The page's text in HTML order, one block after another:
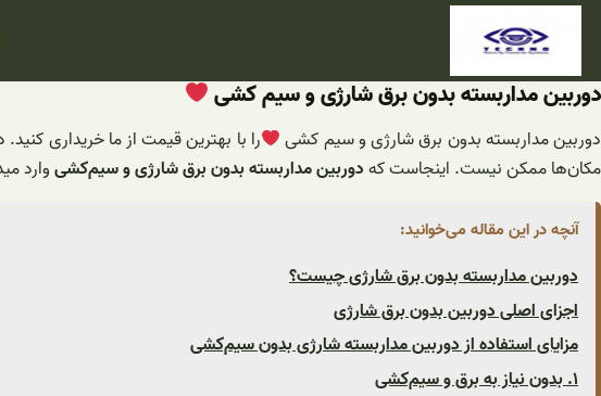
رفتن
دوربین مداربسته بدون برق شارژی و سیم کشی
دوربین مداربسته بدون برق شارژی و سیم کشی
را با بهترین قیمت از ما خریداری
مکان‌ها ممکن نیست. اینجاست کهدوربین مداربسته بدون برق شارژی و سیم‌کشیوارد
آنچه در این مقاله می‌خوانید:
دوربین مداربسته بدون برق شارژی چیست؟
اجزای اصلی دوربین بدون برق شارژی
مزایای استفاده از دوربین مداربسته شارژی بدون سیم‌کشی
۱. بدون نیاز به برق و سیم‌کشی